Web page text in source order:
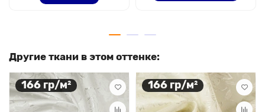
Другие ткани в этом оттенке:
166 гр/м² 166 гр/м²